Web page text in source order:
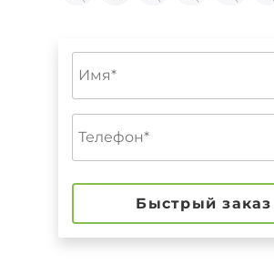
Быстрый заказ